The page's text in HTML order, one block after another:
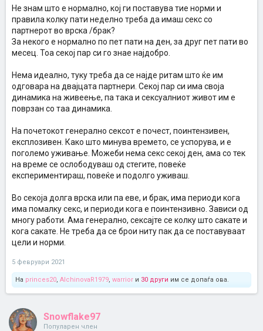
Не знам што е нормално, кој ги поставува тие норми и
правила колку пати неделно треба да имаш секс со
партнерот во врска /брак?
За некого е нормално по пет пати на ден, за друг пет пати во
месец. Тоа секој пар си го знае најдобро.
Нема идеално, туку треба да се најде ритам што ќе им
одговара на двајцата партнери. Секој пар си има своја
динамика на живеење, па така и сексуалниот живот им е
поврзан со таа динамика.
На почетокот генерално сексот е почест, поинтензивен,
експлозивен. Како што минува времето, се успорува, и е
поголемо уживање. Можеби нема секс секој ден, ама со тек
на време се ослободуваш од стегите, повеќе
експериментираш, повеќе и подолго уживаш.
Во секоја долга врска или па еве, и брак, има периоди кога
има помалку секс, и периоди кога е поинтензивно. Зависи од
многу работи. Ама генерално, сексајте се колку што сакате и
кога сакате. Не треба да се брои ниту пак да се поставуваат
цели и норми.
5 февруари 2021
На princes20, AlchinovaR1979, warrior и 30 други им се допаѓа ова.
Snowflake97
Популарен член